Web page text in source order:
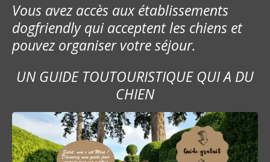
Vous avez accès aux établissements
dogfriendly qui acceptent les chiens et
pouvez organiser votre séjour.
UN GUIDE TOUTOURISTIQUE QUI A DU
CHIEN